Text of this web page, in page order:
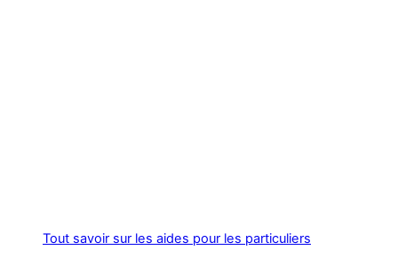
Tout savoir sur les aides pour les particuliers